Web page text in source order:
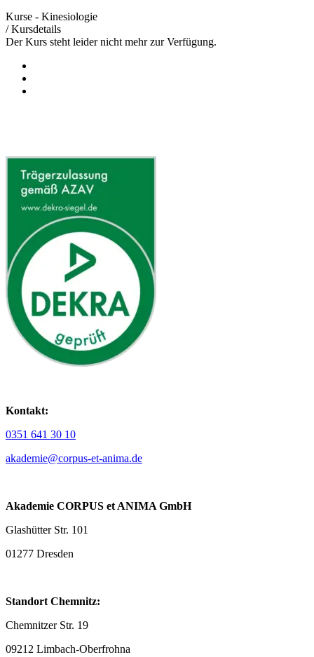
Kurse - Kinesiologie
/Kursdetails
Der Kurs steht leider nicht mehr zur Verfügung.
Kontakt:
0351 641 30 10
akademie@corpus-et-anima.de
Akademie CORPUS et ANIMA GmbH
Glashütter Str. 101
01277 Dresden
Standort Chemnitz:
Chemnitzer Str. 19
09212 Limbach-Oberfrohna